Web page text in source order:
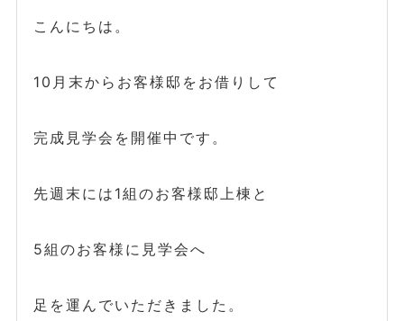
こんにちは。
10月末からお客様邸をお借りして
完成見学会を開催中です。
先週末には1組のお客様邸上棟と
5組のお客様に見学会へ
足を運んでいただきました。